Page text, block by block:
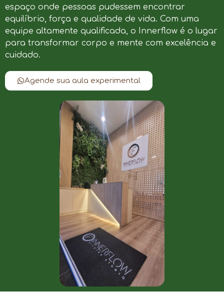
espaço onde pessoas pudessem encontrar
equilíbrio, força e qualidade de vida. Com uma
equipe altamente qualificada, o Innerflow é o lugar
para transformar corpo e mente com excelência e
cuidado.
Agende sua aula experimental